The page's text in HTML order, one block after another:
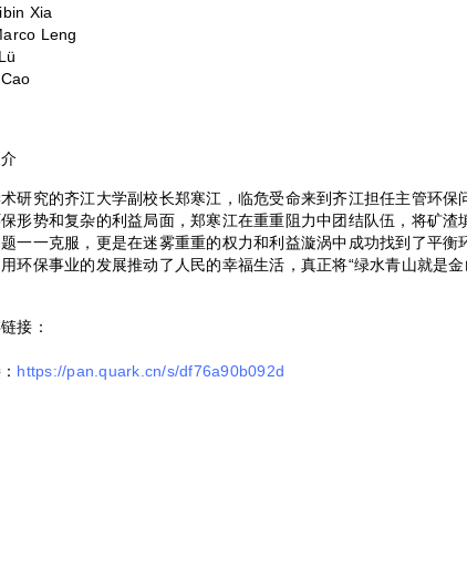
Xia
Leng
研究的齐江大学副校长郑寒江，临危受命来到齐江担任主管环保
形势和复杂的利益局面，郑寒江在重重阻力中团结队伍，将矿渣
一一克服，更是在迷雾重重的权力和利益漩涡中成功找到了平衡
环保事业的发展推动了人民的幸福生活，真正将“绿水青山就是金
接：
https://pan.quark.cn/s/df76a90b092d